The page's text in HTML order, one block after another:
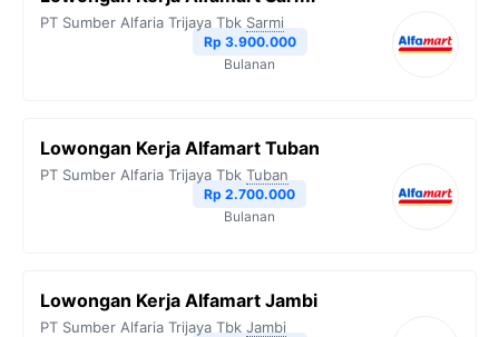
o
e
r
A
p
i
n
k
PT Sumber Alfaria Trijaya Tbk Sarmi
Rp 3.900.000
Bulanan
Lowongan Kerja Alfamart Tuban
PT Sumber Alfaria Trijaya Tbk Tuban
Rp 2.700.000
Bulanan
Lowongan Kerja Alfamart Jambi
PT Sumber Alfaria Trijaya Tbk Jambi